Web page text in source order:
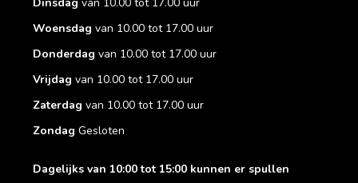
Woensdag van 10.00 tot 17.00 uur
Donderdag van 10.00 tot 17.00 uur
Vrijdag van 10.00 tot 17.00 uur
Zaterdag van 10.00 tot 17.00 uur
Zondag Gesloten
Dagelijks van 10:00 tot 15:00 kunnen er spullen